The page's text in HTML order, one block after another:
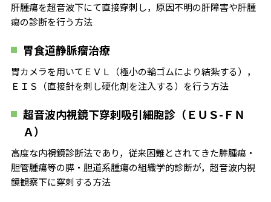
肝腫瘍を超音波下にて直接穿刺し，原因不明の肝障害や肝腫
瘍の診断を行う方法
胃食道静脈瘤治療
胃カメラを用いてＥＶＬ（極小の輪ゴムにより結紮する），
ＥＩＳ（直接針を刺し硬化剤を注入する）を行う方法
超音波内視鏡下穿刺吸引細胞診（ＥＵＳ-ＦＮ
Ａ）
高度な内視鏡診断法であり，従来困難とされてきた膵腫瘍・
胆管腫瘍等の膵・胆道系腫瘍の組織学的診断が，超音波内視
鏡観察下に穿刺する方法